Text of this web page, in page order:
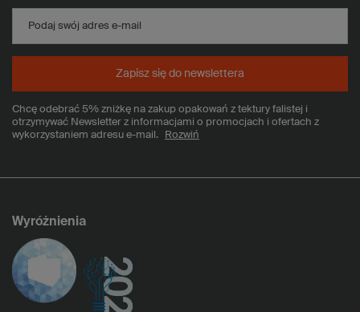
Podaj swój adres e-mail
Chcę odebrać 5% zniżkę na zakup opakowań z tektury falistej i
otrzymywać Newsletter z informacjami o promocjach i ofertach z
wykorzystaniem adresu e-mail.
Rozwiń
Zapisz się do newslettera
Wyróżnienia